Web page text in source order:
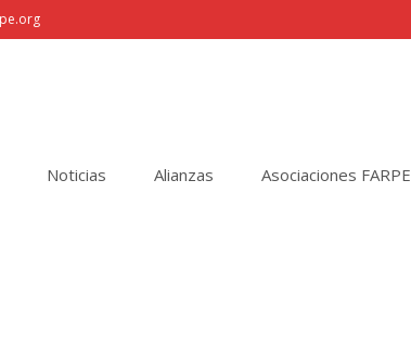
Noticias Alianzas Asociaciones FARPE